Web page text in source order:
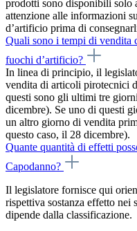
prodotti sono disponibili solo
attenzione alle informazioni
d’artificio prima di
Quali sono i tempi di vendita
fuochi d’artificio?
In linea di principio, il
vendita di articoli pirotecnici
questi sono gli ultimi tre
dicembre). Se uno di questi
un altro giorno di vendita
questo caso, il 28 dicembre).
Quante quantità di effetti
Capodanno?
Il legislatore fornisce qui
rispettiva sostanza effetto
dipende dalla classificazione.